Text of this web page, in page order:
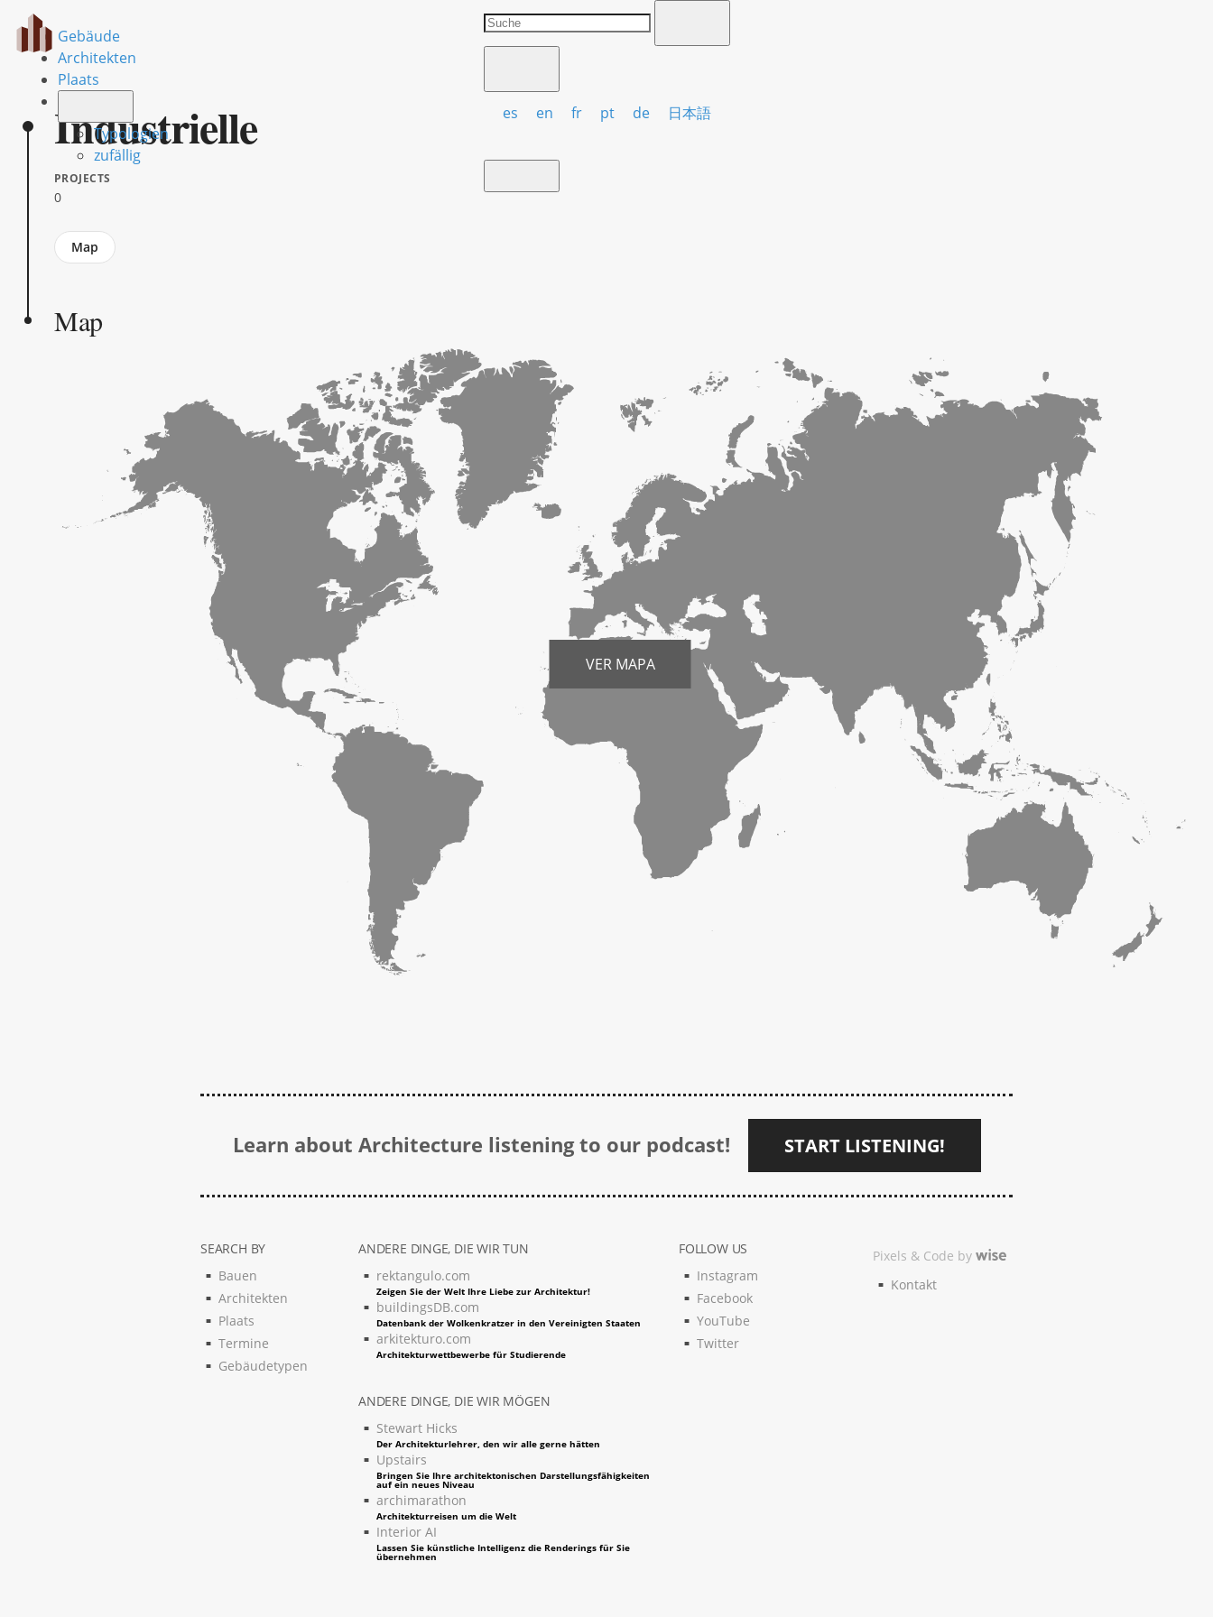
Gebäude
Architekten
Plaats
Typologien
zufällig
es en fr pt de 日本語
Industrielle
PROJECTS
0
Jump
to
Map
Map
VER MAPA
Learn about Architecture listening to our podcast! START LISTENING!
SEARCH BY
Bauen
Architekten
Plaats
Termine
Gebäudetypen
ANDERE DINGE, DIE WIR TUN
rektangulo.com
Zeigen Sie der Welt Ihre Liebe zur Architektur!
buildingsDB.com
Datenbank der Wolkenkratzer in den Vereinigten Staaten
arkitekturo.com
Architekturwettbewerbe für Studierende
ANDERE DINGE, DIE WIR MÖGEN
Stewart Hicks
Der Architekturlehrer, den wir alle gerne hätten
Upstairs
Bringen Sie Ihre architektonischen Darstellungsfähigkeiten
auf ein neues Niveau
archimarathon
Architekturreisen um die Welt
Interior AI
Lassen Sie künstliche Intelligenz die Renderings für Sie
übernehmen
FOLLOW US
Instagram
Facebook
YouTube
Twitter
Pixels & Code by
Kontakt